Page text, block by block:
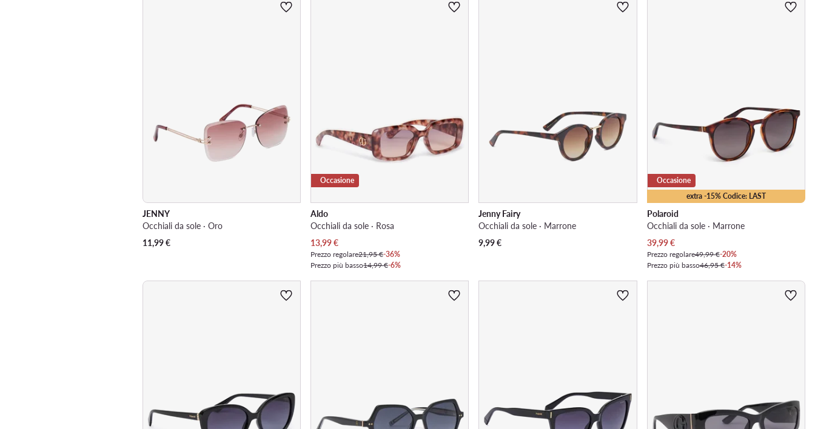
JENNY
Occhiali da sole · Oro
11,99€
Occasione
Aldo
Occhiali da sole · Rosa
Prezzo attuale
13,99€
Prezzo regolare21,95 €-36%
Prezzo più basso14,99 €-6%
Jenny Fairy
Occhiali da sole · Marrone
9,99€
extra -15% Codice: LAST
Occasione
Polaroid
Occhiali da sole · Marrone
Prezzo attuale
39,99€
Prezzo regolare49,99 €-20%
Prezzo più basso46,95 €-14%